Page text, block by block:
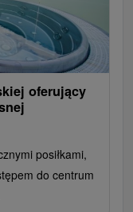
oferujący
posiłkami,
do centrum